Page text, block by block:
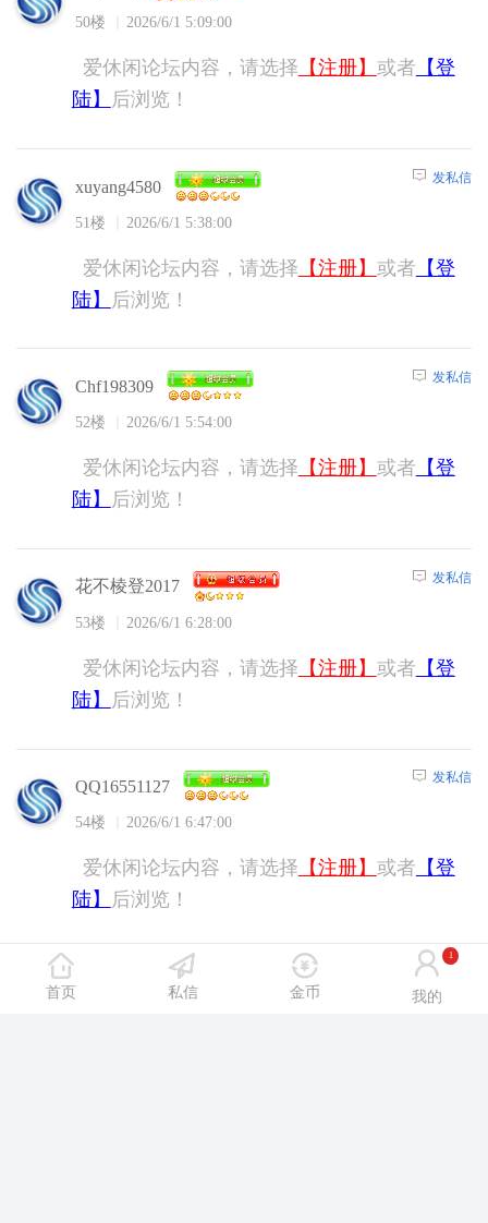
50楼 2026/6/1 5:09:00
爱休闲论坛内容，请选择 【注册】 或者 【登
陆】
后浏览！
xuyang4580
51楼 2026/6/1 5:38:00
发私信
爱休闲论坛内容，请选择 【注册】 或者 【登
陆】
后浏览！
Chf198309
52楼 2026/6/1 5:54:00
发私信
爱休闲论坛内容，请选择 【注册】 或者 【登
陆】
后浏览！
花不棱登2017
53楼 2026/6/1 6:28:00
发私信
爱休闲论坛内容，请选择 【注册】 或者 【登
陆】
后浏览！
QQ16551127
54楼 2026/6/1 6:47:00
发私信
爱休闲论坛内容，请选择 【注册】 或者 【登
陆】
后浏览！
onizigare 发私信
首页 私信 金币 我的
1